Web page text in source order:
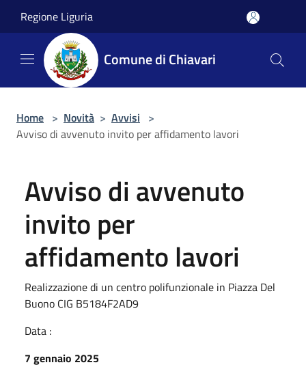
Regione Liguria
Comune di Chiavari
Home > Novità > Avvisi >
Avviso di avvenuto invito per affidamento lavori
Avviso di avvenuto
invito per
affidamento lavori
Realizzazione di un centro polifunzionale in Piazza Del
Buono CIG B5184F2AD9
Data :
7 gennaio 2025